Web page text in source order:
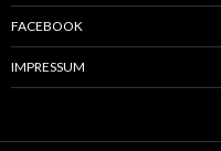
FACEBOOK
IMPRESSUM